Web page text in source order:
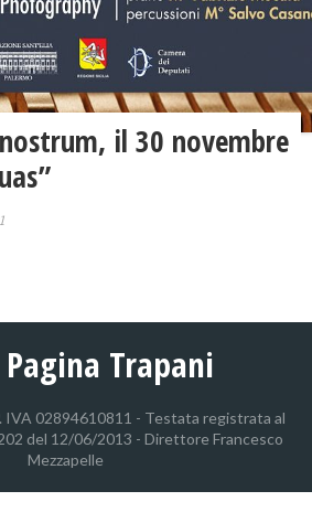
il 30 novembre
Trapani
IVA 02894610811 - Testata registrata al
del 12/06/2013 - Direttore Francesco
Mezzapelle